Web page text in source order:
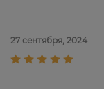
27 сентября, 2024